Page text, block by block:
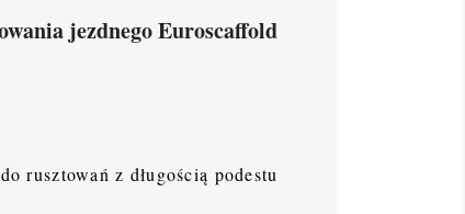
jezdnego Euroscaffold
rusztowań z długością podestu